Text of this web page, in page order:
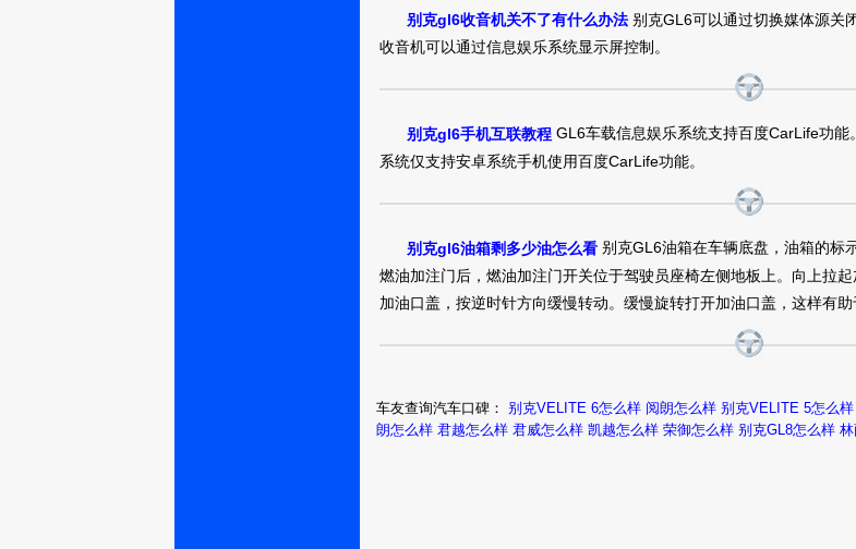
承德：用户
10948912
别克GL62018款 18T 尊贵版 6座怎么样
真实油耗：综合油耗7-8个油之间吧。对于MVP车型
家用需求，以前一直很喜欢GL8，没想到在合适的时
求。空间大，也没有GL8车身那么大，显得更机灵。
天津：十八岁
的她
别克GL62019款 18T 互联豪华版 5座 国VI怎
真实油耗：油耗一般 但也跟我想象的差不多，我以
满意了，百公里油耗8油，反正也不经常跑高速，市区
板 还得舒适价格空间都合适的车太难找了 这款GL6正
适，老板觉得有牌面 性价比也是不错的。物美价廉如
是打算有钱了在换内一款试乘试驾也很舒适 但介于囊
承德：用户
10948897
别克GL62018款 18T 精英版 6座怎么样
还是看个人开车习惯！，最爱它的6座完美搭配，满
福出发。
别克gl6收音机关不了有什么办法别克GL6可以通过切换媒体源关
收音机可以通过信息娱乐系统显示屏控制。
别克gl6手机互联教程GL6车载信息娱乐系统支持百度CarLife功
系统仅支持安卓系统手机使用百度CarLife功能。
别克gl6油箱剩多少油怎么看别克GL6油箱在车辆底盘，油箱的标
燃油加注门后，燃油加注门开关位于驾驶员座椅左侧地板上。向上拉
加油口盖，按逆时针方向缓慢转动。缓慢旋转打开加油口盖，这样有助
车友查询汽车口碑： 别克VELITE 6怎么样 阅朗怎么样 别克VELITE 5怎么样
朗怎么样 君越怎么样 君威怎么样 凯越怎么样 荣御怎么样 别克GL8怎么样